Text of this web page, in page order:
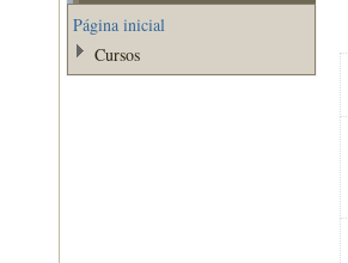
Página inicial
Cursos